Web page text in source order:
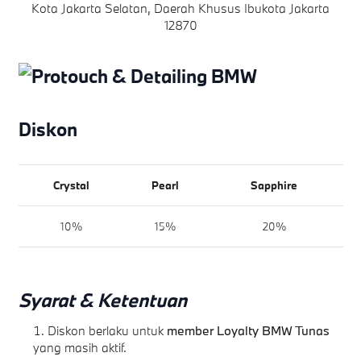
Kota Jakarta Selatan, Daerah Khusus Ibukota Jakarta
12870
Diskon
Crystal Pearl Sapphire
10% 15% 20%
Syarat & Ketentuan
Diskon berlaku untuk member Loyalty BMW Tunas
yang masih aktif.